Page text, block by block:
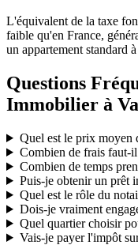
L'équivalent de la taxe
faible qu'en France,
un appartement standard
Questions
Immobilier à
Quel est le prix moyen
Combien de frais faut-
Combien de temps
Puis-je obtenir un prêt
Quel est le rôle du
Dois-je vraiment
Quel quartier choisir
Vais-je payer l'impôt